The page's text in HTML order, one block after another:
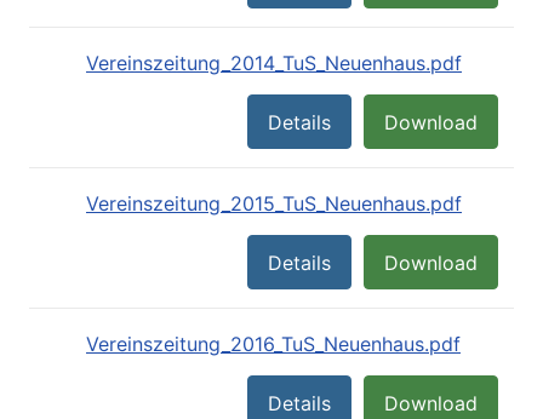
Vereinszeitung_2014_TuS_Neuenhaus.pdf
Download
Details
Vereinszeitung_2015_TuS_Neuenhaus.pdf
Download
Details
Vereinszeitung_2016_TuS_Neuenhaus.pdf
Download
Details